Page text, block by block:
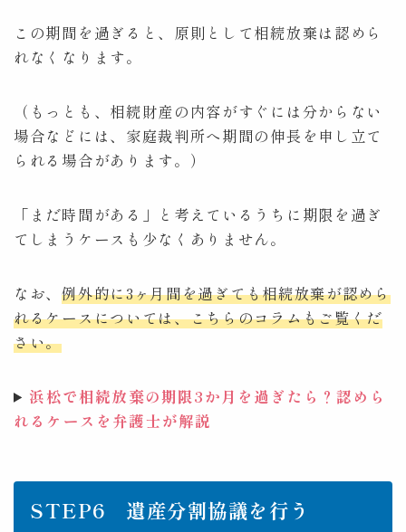
この期間を過ぎると、原則として相続放棄は認めら
れなくなります。
（もっとも、相続財産の内容がすぐには分からない
場合などには、家庭裁判所へ期間の伸長を申し立て
られる場合があります。）
「まだ時間がある」と考えているうちに期限を過ぎ
てしまうケースも少なくありません。
なお、例外的に3ヶ月間を過ぎても相続放棄が認めら
れるケースについては、こちらのコラムもご覧くだ
さい。
浜松で相続放棄の期限3か月を過ぎたら？認めら
れるケースを弁護士が解説
STEP6 遺産分割協議を行う